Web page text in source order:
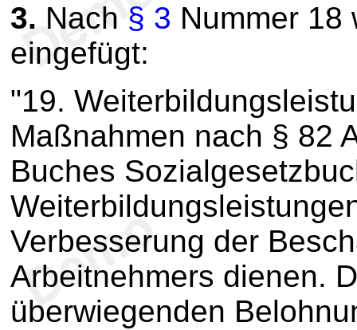
3. Nach § 3 Nummer 18
eingefügt:
"19.
Maßnahmen nach § 82
Buches
Verbesserung der
Arbeitnehmers dienen.
überwiegenden